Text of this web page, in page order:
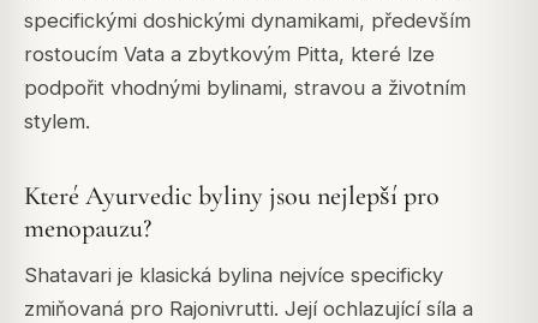
specifickými doshickými dynamikami, především
rostoucím Vata a zbytkovým Pitta, které lze
podpořit vhodnými bylinami, stravou a životním
stylem.
Které Ayurvedic byliny jsou nejlepší pro
menopauzu?
Shatavari je klasická bylina nejvíce specificky
zmiňovaná pro Rajonivrutti. Její ochlazující síla a